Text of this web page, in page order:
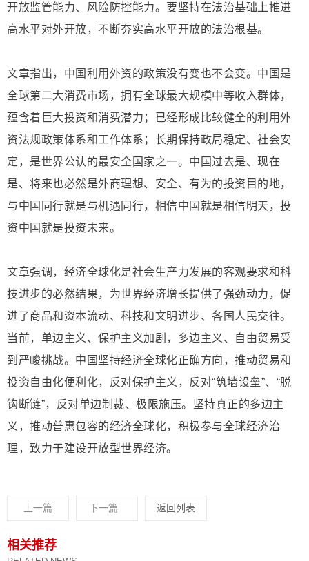
开放监管能力、风险防控能力。要坚持在法治基础上推进
高水平对外开放，不断夯实高水平开放的法治根基。
文章指出，中国利用外资的政策没有变也不会变。中国是
全球第二大消费市场，拥有全球最大规模中等收入群体，
蕴含着巨大投资和消费潜力；已经形成比较健全的利用外
资法规政策体系和工作体系；长期保持政局稳定、社会安
定，是世界公认的最安全国家之一。中国过去是、现在
是、将来也必然是外商理想、安全、有为的投资目的地，
与中国同行就是与机遇同行，相信中国就是相信明天，投
资中国就是投资未来。
文章强调，经济全球化是社会生产力发展的客观要求和科
技进步的必然结果，为世界经济增长提供了强劲动力，促
进了商品和资本流动、科技和文明进步、各国人民交往。
当前，单边主义、保护主义加剧，多边主义、自由贸易受
到严峻挑战。中国坚持经济全球化正确方向，推动贸易和
投资自由化便利化，反对保护主义，反对“筑墙设垒”、“脱
钩断链”，反对单边制裁、极限施压。坚持真正的多边主
义，推动普惠包容的经济全球化，积极参与全球经济治
理，致力于建设开放型世界经济。
上一篇 下一篇 返回列表
相关推荐